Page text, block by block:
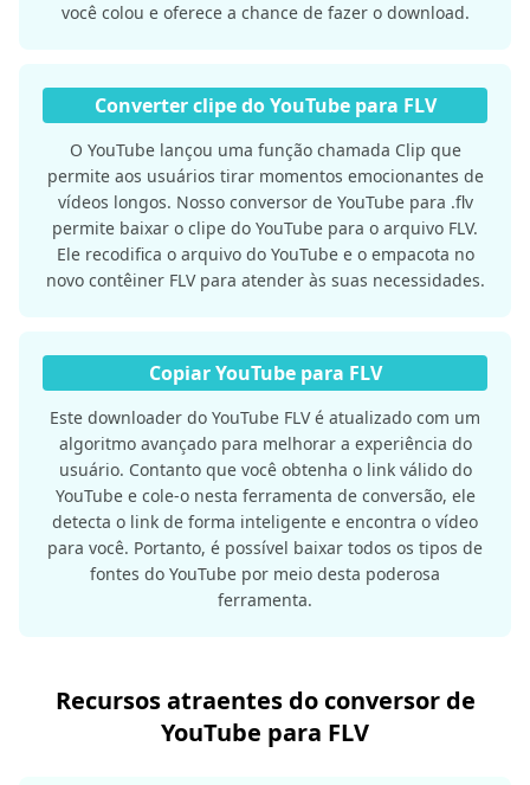
você colou e oferece a chance de fazer o download.
Converter clipe do YouTube para FLV
O YouTube lançou uma função chamada Clip que
permite aos usuários tirar momentos emocionantes de
vídeos longos. Nosso conversor de YouTube para .flv
permite baixar o clipe do YouTube para o arquivo FLV.
Ele recodifica o arquivo do YouTube e o empacota no
novo contêiner FLV para atender às suas necessidades.
Copiar YouTube para FLV
Este downloader do YouTube FLV é atualizado com um
algoritmo avançado para melhorar a experiência do
usuário. Contanto que você obtenha o link válido do
YouTube e cole-o nesta ferramenta de conversão, ele
detecta o link de forma inteligente e encontra o vídeo
para você. Portanto, é possível baixar todos os tipos de
fontes do YouTube por meio desta poderosa
ferramenta.
Recursos atraentes do conversor de
YouTube para FLV